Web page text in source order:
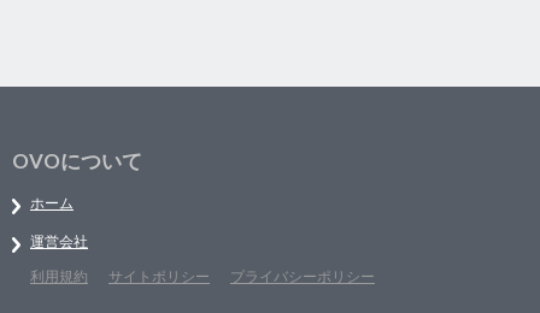
OVOについて
ホーム
運営会社
利用規約
サイトポリシー プライバシーポリシー